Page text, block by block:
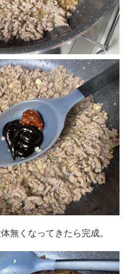
無くなってきたら完成。